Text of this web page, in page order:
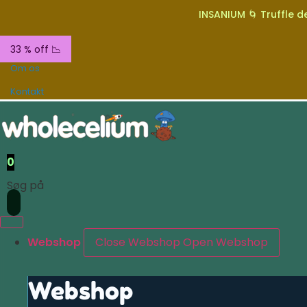
INSANIUM 🌀 Truffle
33 % off 📉
Om os
Kontakt
0
Søg på
Webshop Close Webshop Open Webshop
Webshop